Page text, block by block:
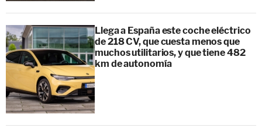
Llega a España este coche eléctrico
de 218 CV, que cuesta menos que
muchos utilitarios, y que tiene 482
km de autonomía